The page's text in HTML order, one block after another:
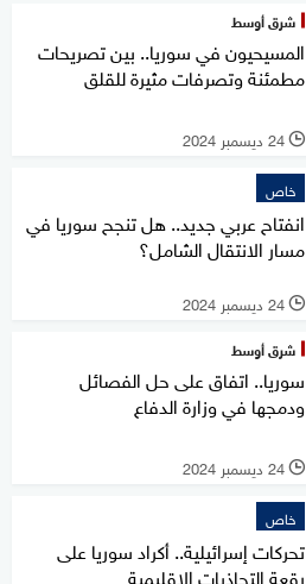
شرق أوسط
المسيحيون في سوريا.. بين تصريحات
مطمئنة وتصرفات مثيرة للقلق
l 24 ديسمبر 2024
خاص
انفتاح عربي جديد.. هل تنجح سوريا في
مسار الانتقال الشامل؟
l 24 ديسمبر 2024
شرق أوسط
سوريا.. اتفاق على حل الفصائل
ودمجها في وزارة الدفاع
l 24 ديسمبر 2024
خاص
تحركات إسرائيلية.. أكراد سوريا على
رقعة التجاذبات الإقليمية